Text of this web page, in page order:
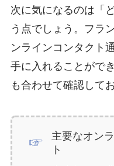
次に気になるのは「
う点でしょう。フラ
ンラインコンタクト
手に入れることがで
も合わせて確認して
主要なオン
ト